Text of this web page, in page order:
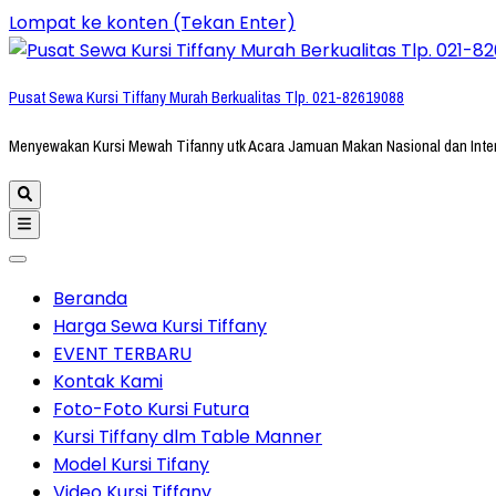
Lompat ke konten (Tekan Enter)
Pusat Sewa Kursi Tiffany Murah Berkualitas Tlp. 021-82619088
Menyewakan Kursi Mewah Tifanny utk Acara Jamuan Makan Nasional dan
Beranda
Harga Sewa Kursi Tiffany
EVENT TERBARU
Kontak Kami
Foto-Foto Kursi Futura
Kursi Tiffany dlm Table Manner
Model Kursi Tifany